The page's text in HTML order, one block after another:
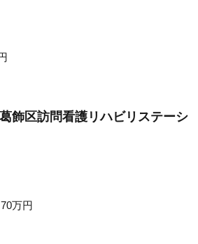
飾区訪問看護リハビリステーシ
万円